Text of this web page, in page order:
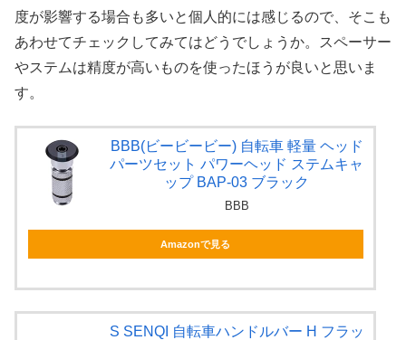
度が影響する場合も多いと個人的には感じるので、そこも
あわせてチェックしてみてはどうでしょうか。スペーサー
やステムは精度が高いものを使ったほうが良いと思いま
す。
BBB(ビービービー) 自転車 軽量 ヘッド
パーツセット パワーヘッド ステムキャ
ップ BAP-03 ブラック
BBB
Amazonで見る
S SENQI 自転車ハンドルバー H フラッ